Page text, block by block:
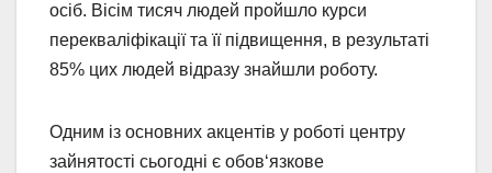
осіб. Вісім тисяч людей пройшло курси
перекваліфікації та її підвищення, в результаті
85% цих людей відразу знайшли роботу.
Одним із основних акцентів у роботі центру
зайнятості сьогодні є обов‘язкове